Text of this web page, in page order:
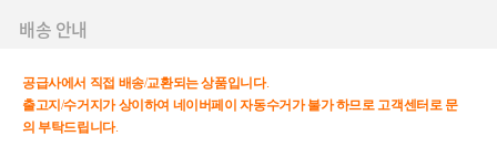
배송 안내
공급사에서 직접 배송/교환되는상품입니다.
출고지 /수거지가 상이하여 네이버페이 자동수거가 불가하므로고객센터로문
의 부탁드립니다.